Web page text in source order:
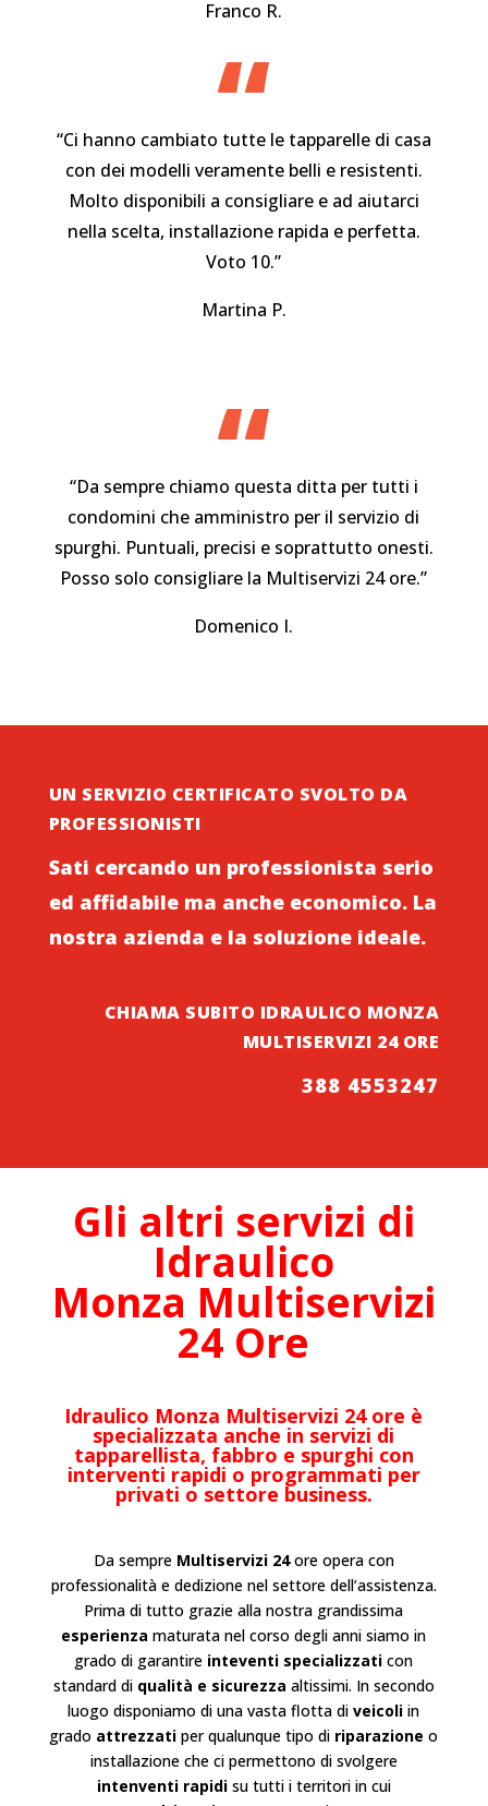
Franco R.
“
“Ci hanno cambiato tutte le tapparelle di casa
con dei modelli veramente belli e resistenti.
Molto disponibili a consigliare e ad aiutarci
nella scelta, installazione rapida e perfetta.
Voto 10.”
Martina P.
“
“Da sempre chiamo questa ditta per tutti i
condomini che amministro per il servizio di
spurghi. Puntuali, precisi e soprattutto onesti.
Posso solo consigliare la Multiservizi 24 ore.”
Domenico I.
UN SERVIZIO CERTIFICATO SVOLTO DA
PROFESSIONISTI
Sati cercando un professionista serio
ed affidabile ma anche economico. La
nostra azienda e la soluzione ideale.
CHIAMA SUBITO IDRAULICO MONZA
MULTISERVIZI 24 ORE
388 4553247
Gli altri servizi di
Idraulico
Monza Multiservizi
24 Ore
Idraulico Monza Multiservizi 24 ore è
specializzata anche in servizi di
tapparellista, fabbro e spurghi con
interventi rapidi o programmati per
privati o settore business.
Da sempre Multiservizi 24ore opera con
professionalità e dedizione nel settore dell’assistenza.
Prima di tutto grazie alla nostra grandissima
esperienza maturata nel corso degli anni siamo in
grado di garantire inteventi specializzati con
standard di qualità e sicurezza altissimi. In secondo
luogo disponiamo di una vasta flotta diveicoli in
grado attrezzati per qualunque tipo di riparazione o
installazioneche ci permettono di svolgere
intenventi rapidisu tutti i territori in cui